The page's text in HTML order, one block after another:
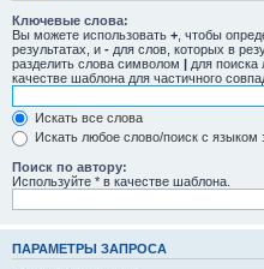
Ключевые слова:
Вы можете использовать + , чтобы
результатах, и - для слов, которых в
разделить слова символом | для поиска
качестве шаблона для частичного
Искать все слова
Искать любое слово/поиск с языком
Поиск по автору:
Используйте * в качестве шаблона.
ПАРАМЕТРЫ ЗАПРОСА